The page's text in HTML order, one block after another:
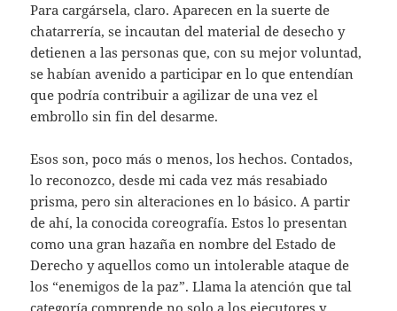
Para cargársela, claro. Aparecen en la suerte de
chatarrería, se incautan del material de desecho y
detienen a las personas que, con su mejor voluntad,
se habían avenido a participar en lo que entendían
que podría contribuir a agilizar de una vez el
embrollo sin fin del desarme.
Esos son, poco más o menos, los hechos. Contados,
lo reconozco, desde mi cada vez más resabiado
prisma, pero sin alteraciones en lo básico. A partir
de ahí, la conocida coreografía. Estos lo presentan
como una gran hazaña en nombre del Estado de
Derecho y aquellos como un intolerable ataque de
los “enemigos de la paz”. Llama la atención que tal